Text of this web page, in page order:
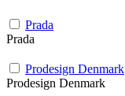
Prada
Prada
Prodesign Denmark
Prodesign Denmark